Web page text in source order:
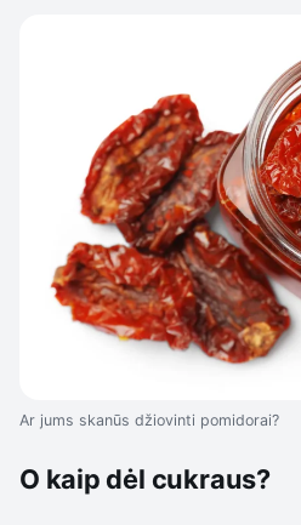
Ar jums skanūs džiovinti pomidorai?
O kaip dėl cukraus?